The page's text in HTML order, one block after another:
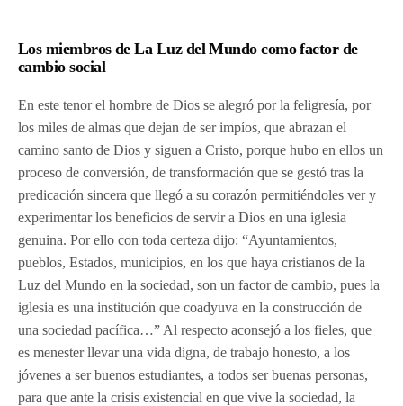
Los miembros de La Luz del Mundo como factor de
cambio social
En este tenor el hombre de Dios se alegró por la feligresía, por
los miles de almas que dejan de ser impíos, que abrazan el
camino santo de Dios y siguen a Cristo, porque hubo en ellos un
proceso de conversión, de transformación que se gestó tras la
predicación sincera que llegó a su corazón permitiéndoles ver y
experimentar los beneficios de servir a Dios en una iglesia
genuina. Por ello con toda certeza dijo: “Ayuntamientos,
pueblos, Estados, municipios, en los que haya cristianos de la
Luz del Mundo en la sociedad, son un factor de cambio, pues la
iglesia es una institución que coadyuva en la construcción de
una sociedad pacífica…” Al respecto aconsejó a los fieles, que
es menester llevar una vida digna, de trabajo honesto, a los
jóvenes a ser buenos estudiantes, a todos ser buenas personas,
para que ante la crisis existencial en que vive la sociedad, la